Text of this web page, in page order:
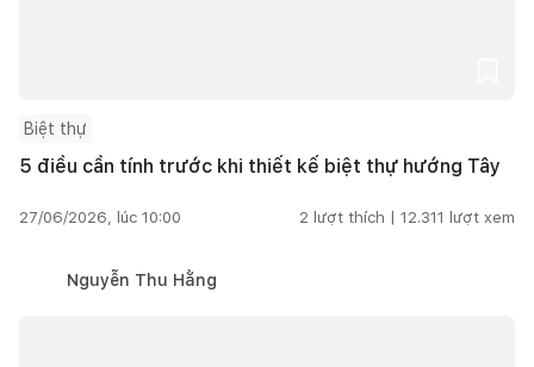
Biệt thự
5 điều cần tính trước khi thiết kế biệt thự hướng Tây
27/06/2026, lúc 10:00 2 lượt thích | 12.311 lượt xem
Nguyễn Thu Hằng